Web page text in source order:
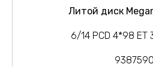
Литой диск
6/14 PCD 4*98 ET
9387590